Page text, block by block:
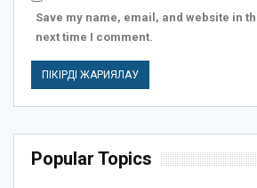
Save my name, email, and website in
next time I comment.
Popular Topics